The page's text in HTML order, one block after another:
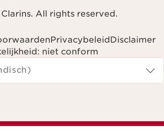
All rights reserved.
PrivacybeleidDisclaimer
niet conform